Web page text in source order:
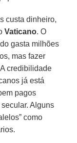
custa dinheiro,
Vaticano. O
gasta milhões
mas fazer
credibilidade
já está
pagos
Alguns
como